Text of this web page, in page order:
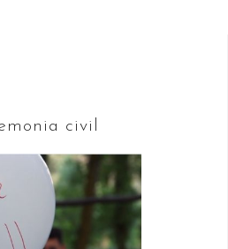
civil